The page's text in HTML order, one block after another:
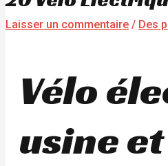
Laisser un commentaire / Des
Vélo
usine